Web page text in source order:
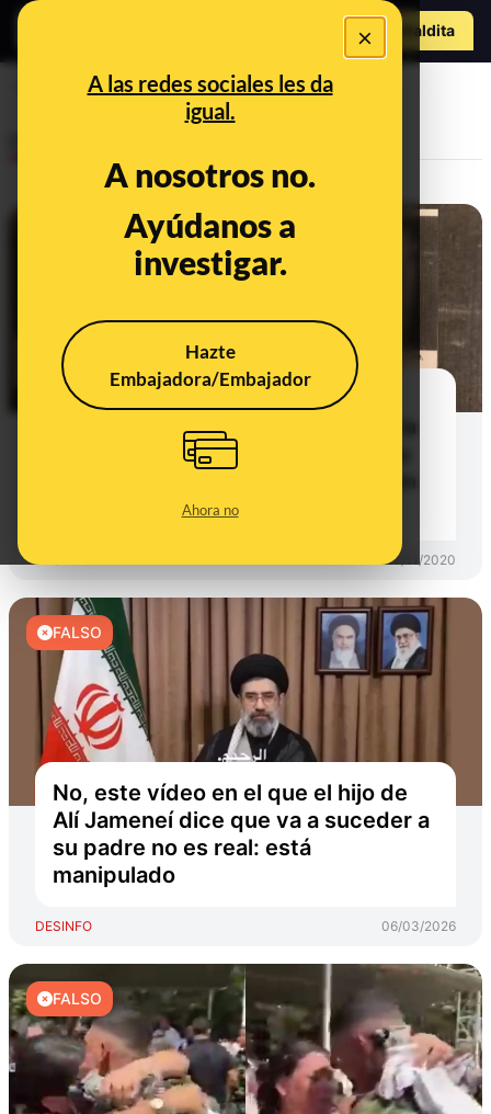
×
A las redes sociales les da
igual.
A nosotros no.
Ayúdanos a
investigar.
Hazte
Embajadora/Embajador
Ahora no
Hazte Maldito
"Espero que nunca se meta en
política": no hay pruebas de que la
madre de Trump hablara así de su
cero sentido común"
DESINFO 17/11/2020
FALSO
No, este vídeo en el que el hijo de
Alí Jameneí dice que va a suceder a
su padre no es real: está
manipulado
DESINFO 06/03/2026
FALSO